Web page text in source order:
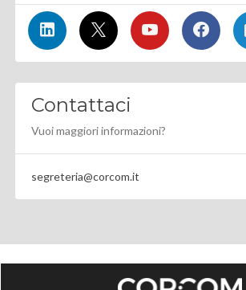
Contattaci
Vuoi maggiori informazioni?
segreteria@corcom.it